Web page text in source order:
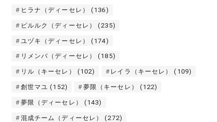
ヒラナ（ディーセレ） (136)
ピルルク（ディーセレ） (235)
ユヅキ（ディーセレ） (174)
リメンバ（ディーセレ） (185)
リル（キーセレ） (102) レイラ（キーセレ） (109)
創世マユ (152) 夢限（キーセレ） (122)
夢限（ディーセレ） (143)
混成チーム（ディーセレ） (272)